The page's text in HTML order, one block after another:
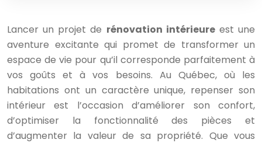
Lancer un projet de rénovation intérieureest une
aventure excitante qui promet de transformer un
espace de vie pour qu’il corresponde parfaitement à
vos goûts et à vos besoins. Au Québec, où les
habitations ont un caractère unique, repenser son
intérieur est l’occasion d’améliorer son confort,
d’optimiser la fonctionnalité des pièces et
d’augmenter la valeur de sa propriété. Que vous